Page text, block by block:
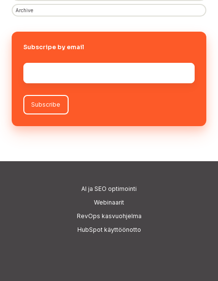
Archive
Subscripe by email
Sähköposti
AI ja SEO optimointi
Webinaarit
RevOps kasvuohjelma
HubSpot käyttöönotto